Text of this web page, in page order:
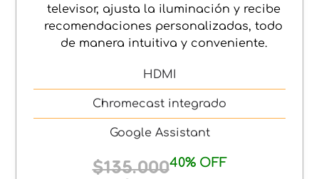
televisor, ajusta la iluminación y recibe
recomendaciones personalizadas, todo
de manera intuitiva y conveniente.
HDMI
Chromecast integrado
Google Assistant
$135.00040% OFF